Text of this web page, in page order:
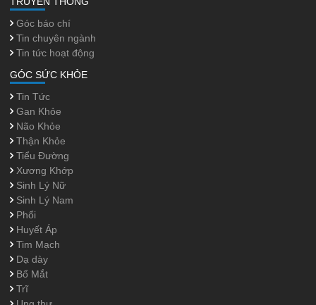
Góc báo chí
Tin chuyên ngành
Tin tức hoạt động
GÓC SỨC KHỎE
Tin Tức
Gan Khỏe
Não Khỏe
Thận Khỏe
Tiểu Đường
Xương Khớp
Sinh Lý Nữ
Sinh Lý Nam
Phổi
Huyết Áp
Tim Mạch
Dạ dày
Bổ Mắt
Trĩ